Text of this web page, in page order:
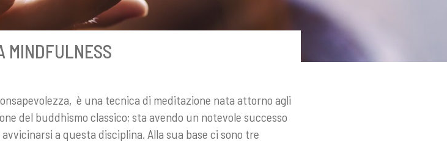
MINDFULNESS
è una tecnica di meditazione nata attorno agli
del buddhismo classico; sta avendo un notevole successo
a questa disciplina. Alla sua base ci sono tre